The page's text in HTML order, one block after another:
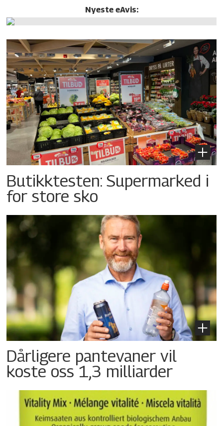
Nyeste eAvis:
Butikktesten: Supermarked i
for store sko
Dårligere pantevaner vil
koste oss 1,3 milliarder